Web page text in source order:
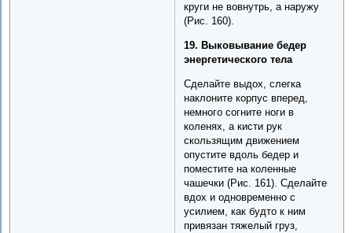
круги не вовнутрь, а наружу
(Рис. 160).
19. Выковывание бедер
энергетического тела
Сделайте выдох, слегка
наклоните корпус вперед,
немного согните ноги в
коленях, а кисти рук
скользящим движением
опустите вдоль бедер и
поместите на коленные
чашечки (Рис. 161). Сделайте
вдох и одновременно с
усилием, как будто к ним
привязан тяжелый груз,